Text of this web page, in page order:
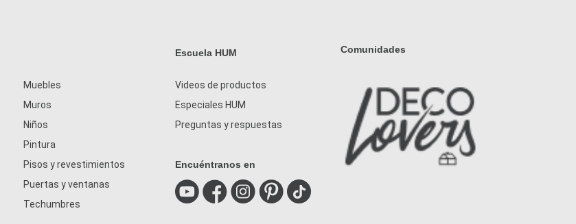
Muebles
Muros
Niños
Pintura
Pisos y revestimientos
Puertas y ventanas
Techumbres
Escuela HUM
Videos de productos
Especiales HUM
Preguntas y respuestas
Encuéntranos en
Comunidades